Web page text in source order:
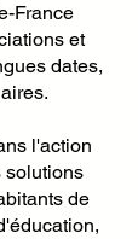
France
et
dates,
l'action
solutions
de